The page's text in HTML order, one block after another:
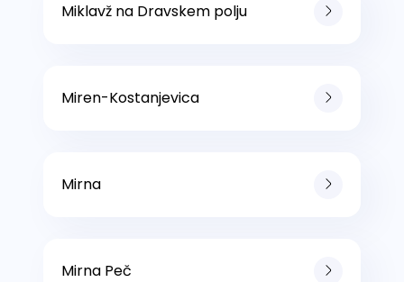
Miklavž na Dravskem polju
Miren-Kostanjevica
Mirna
Mirna Peč